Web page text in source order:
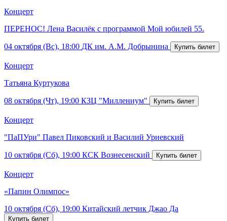
Концерт
ПЕРЕНОС! Лена Василёк с программой Мой юбилей 55.
04 октября (Вс), 18:00 ДК им. А.М. Добрынина
Концерт
Татьяна Куртукова
08 октября (Чт), 19:00 КЗЦ "Миллениум"
Концерт
"ПаПУри" Павел Пиковский и Василий Уриевский
10 октября (Сб), 19:00 КСК Вознесенский
Концерт
«Папин Олимпос»
10 октября (Сб), 19:00 Китайский летчик Джао Да